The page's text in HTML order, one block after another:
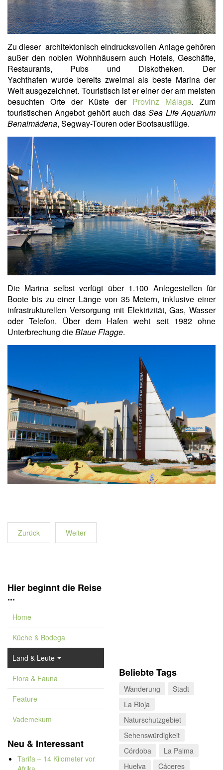
Zu dieser architektonisch eindrucksvollen Anlage gehören
außer den noblen Wohnhäusern auch Hotels, Geschäfte,
Restaurants, Pubs und Diskotheken. Der
Yachthafen wurde bereits zweimal als beste Marina der
Welt ausgezeichnet. Touristisch ist er einer der am meisten
besuchten Orte der Küste der Provinz Málaga. Zum
touristischen Angebot gehört auch dasSea Life Aquarium
Benalmádena, Segway-Touren oder Bootsausflüge.
Die Marina selbst verfügt über 1.100 Anlegestellen für
Boote bis zu einer Länge von 35 Metern, inklusive einer
infrastrukturellen Versorgung mit Elektrizität, Gas, Wasser
oder Telefon. Über dem Hafen weht seit 1982 ohne
Unterbrechung dieBlaue Flagge.
Zurück Weiter
Hier beginnt die Reise
...
Home
Küche & Bodega
Land & Leute
Flora & Fauna
Feature
Vademekum
Neu & Interessant
Tarifa – 14 Kilometer vor
Beliebte Tags
Wanderung
Stadt
La Rioja
Naturschutzgebiet
Sehenswürdigkeit
Córdoba
La Palma
Huelva
Cáceres